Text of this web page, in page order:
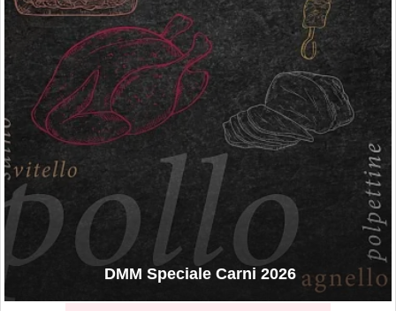
DMM Speciale Carni 2026